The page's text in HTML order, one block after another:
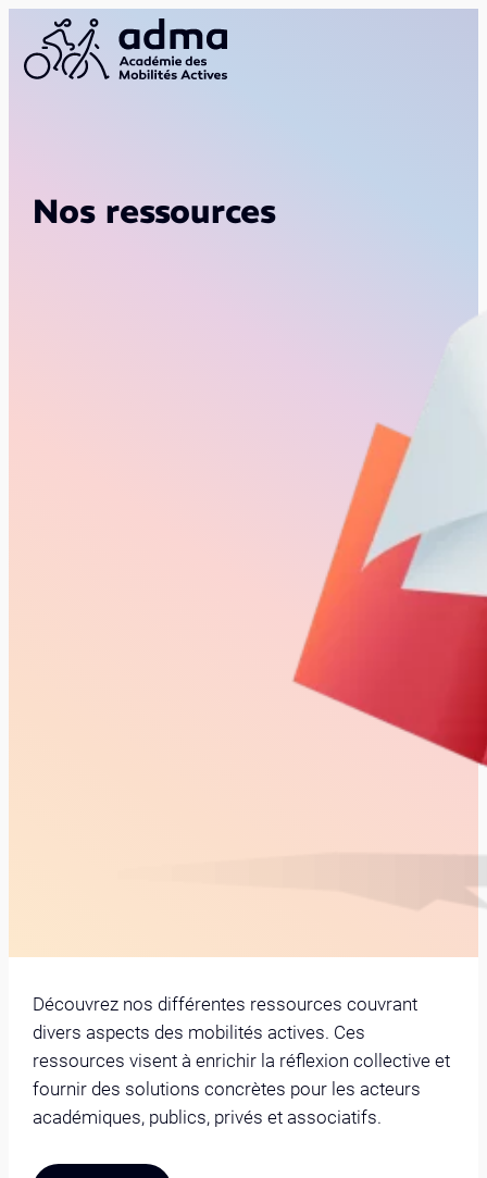
Nos ressources
Découvrez nos différentes ressources couvrant
divers aspects des mobilités actives. Ces
ressources visent à enrichir la réflexion collective et
fournir des solutions concrètes pour les acteurs
académiques, publics, privés et associatifs.